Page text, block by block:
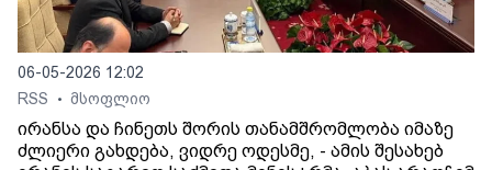
06-05-2026 12:02
RSS
• მსოფლიო
ირანსა და ჩინეთს შორის თანამშრომლობა იმაზე
ძლიერი გახდება, ვიდრე ოდესმე, - ამის შესახებ